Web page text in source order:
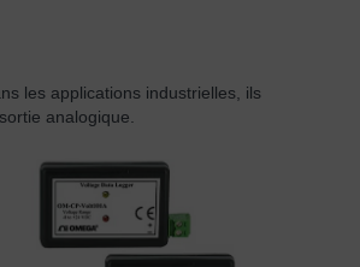
les applications industrielles, ils
analogique.